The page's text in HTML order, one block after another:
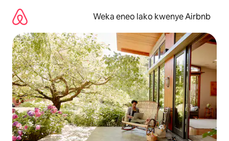
kwenda
kwenye
maudhui
Weka eneo lako kwenye Airbnb